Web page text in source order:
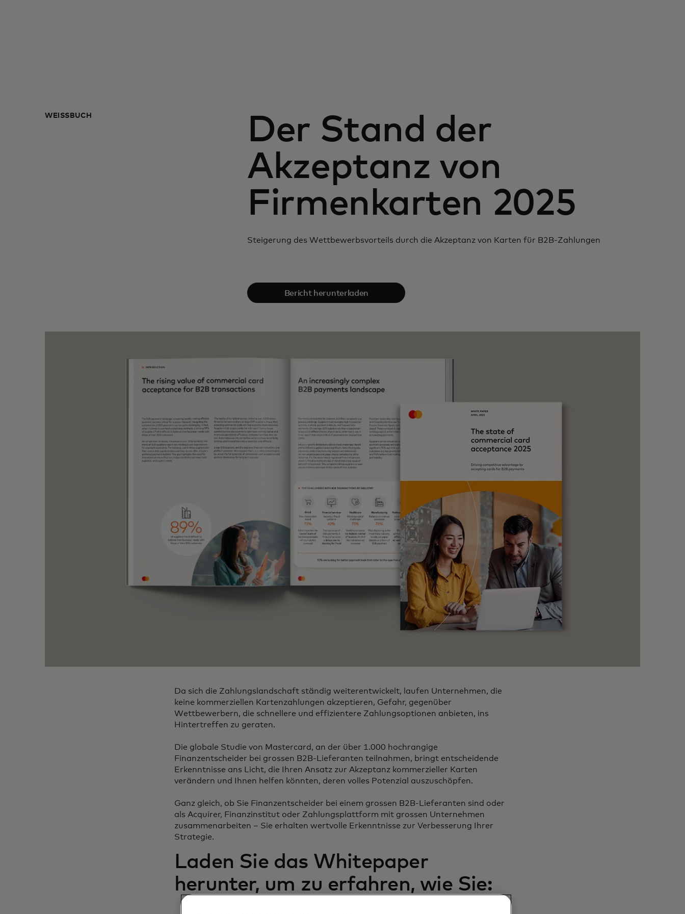
WEISSBUCH
Der Stand der
Akzeptanz von
Firmenkarten 2025
Steigerung des Wettbewerbsvorteils durch die Akzeptanz von Karten für B2B-Zahlungen
Bericht herunterladen
Da sich die Zahlungslandschaft ständig weiterentwickelt, laufen Unternehmen, die
keine kommerziellen Kartenzahlungen akzeptieren, Gefahr, gegenüber
Wettbewerbern, die schnellere und effizientere Zahlungsoptionen anbieten, ins
Hintertreffen zu geraten.
Die globale Studie von Mastercard, an der über 1.000 hochrangige
Finanzentscheider bei grossen B2B-Lieferanten teilnahmen, bringt entscheidende
Erkenntnisse ans Licht, die Ihren Ansatz zur Akzeptanz kommerzieller Karten
verändern und Ihnen helfen könnten, deren volles Potenzial auszuschöpfen.
Ganz gleich, ob Sie Finanzentscheider bei einem grossen B2B-Lieferanten sind oder
als Acquirer, Finanzinstitut oder Zahlungsplattform mit grossen Unternehmen
zusammenarbeiten – Sie erhalten wertvolle Erkenntnisse zur Verbesserung Ihrer
Strategie.
Laden Sie das Whitepaper
herunter, um zu erfahren, wie Sie: